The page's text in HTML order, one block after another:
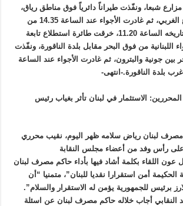
مزارع شبعا، ونفّذت طيراناً دائرياً فوق مناطق رياق،
بعلبك، الجنوب والبقاع الغربي، ثم غادرت الأجواء عند الساعة 14.35 من
فوق بلدة الناقورة. وبتاريخه الساعة 11.20، خرقت طائرة استطلاع تابعة
اللبنانية من فوق البحر مقابل بلدة الناقورة، ونفّذت
بين جونية والبترون، ثم غادرت الأجواء عند الساعة
الاستثمار في لبنان تأثر بغياب رئيس
لبنان رياض سلامه ظهر اليوم، نقيب محرري
رأس وفد من أعضاء مجلس النقابة
اللقاء بكلمة أشاد فيها بأداء حاكم مصرف لبنان
الحكيمة أمن استقرارا نقديا للبنان”، متمنيا “أن
برئيس للجمهورية يؤمن له الاستقرار والسلام”.
النقابي أجاب خلاله حاكم مصرف لبنان عن اسئلة